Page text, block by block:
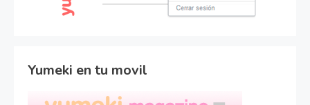
Yumeki en tu movil